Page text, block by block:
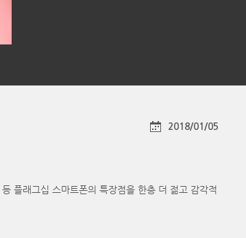
2018/01/05
플래그십 스마트폰의 특장점을 한층 더 젊고 감각적